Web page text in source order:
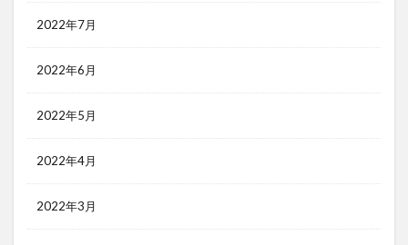
2022年7月
2022年6月
2022年5月
2022年4月
2022年3月